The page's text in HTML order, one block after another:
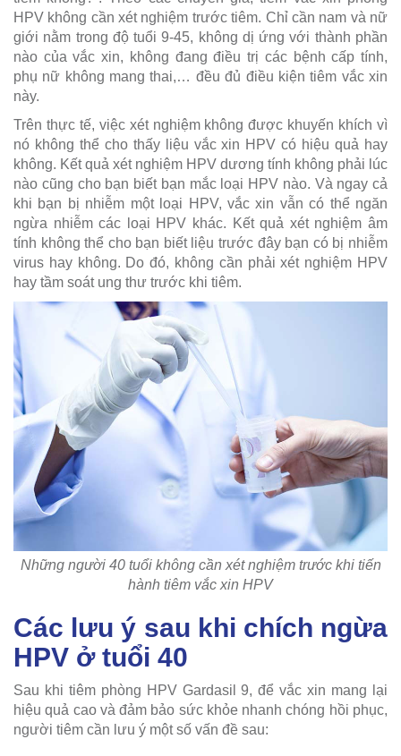
HPV không cần xét nghiệm trước tiêm. Chỉ cần nam và nữ
giới nằm trong độ tuổi 9-45, không dị ứng với thành phần
nào của vắc xin, không đang điều trị các bệnh cấp tính,
phụ nữ không mang thai,… đều đủ điều kiện tiêm vắc xin
này.
Trên thực tế, việc xét nghiệm không được khuyến khích vì
nó không thể cho thấy liệu vắc xin HPV có hiệu quả hay
không. Kết quả xét nghiệm HPV dương tính không phải lúc
nào cũng cho bạn biết bạn mắc loại HPV nào. Và ngay cả
khi bạn bị nhiễm một loại HPV, vắc xin vẫn có thể ngăn
ngừa nhiễm các loại HPV khác. Kết quả xét nghiệm âm
tính không thể cho bạn biết liệu trước đây bạn có bị nhiễm
virus hay không. Do đó, không cần phải xét nghiệm HPV
hay tầm soát ung thư trước khi tiêm.
Những người 40 tuổi không cần xét nghiệm trước khi tiến
hành tiêm vắc xin HPV
Các lưu ý sau khi chích ngừa
HPV ở tuổi 40
Sau khi tiêm phòng HPV Gardasil 9, để vắc xin mang lại
hiệu quả cao và đảm bảo sức khỏe nhanh chóng hồi phục,
người tiêm cần lưu ý một số vấn đề sau: